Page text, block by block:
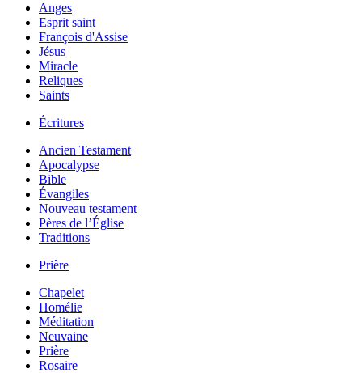
Anges
Esprit saint
François d'Assise
Jésus
Miracle
Reliques
Saints
Écritures
Ancien Testament
Apocalypse
Bible
Évangiles
Nouveau testament
Pères de l’Église
Traditions
Prière
Chapelet
Homélie
Méditation
Neuvaine
Prière
Rosaire